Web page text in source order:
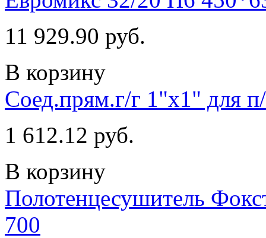
11 929.90 руб.
В корзину
Соед.прям.г/г 1"х1" для
1 612.12 руб.
В корзину
Полотенцесушитель
700